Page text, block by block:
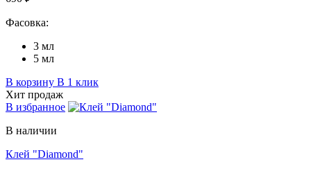
Фасовка:
3 мл
5 мл
В корзину В 1 клик
Хит продаж
В избранное
В наличии
Клей "Diamond"